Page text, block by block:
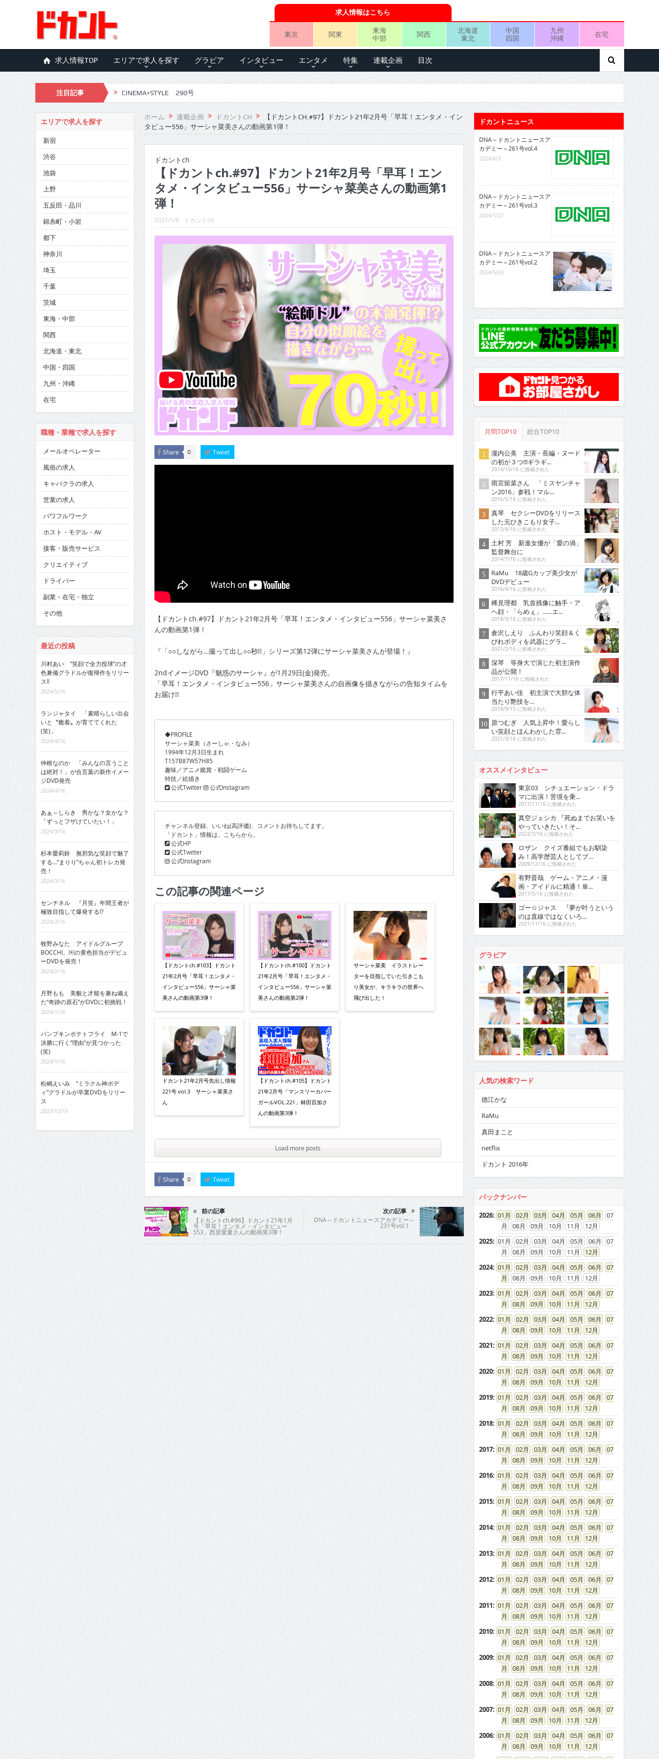
求人情報はこちら
東京 関東
東海
中部
関西
北海道
東北
中国
四国
九州
沖縄
在宅
求人情報TOP エリアで求人を探す グラビア インタビュー エンタメ 特集 連載企画 目次
注目記事 CINEMA×STYLE 290号
CINEMA×STYLE 289号
CINEMA×STYLE 288号
CINEMA×STYLE 287号
CINEMA×STYLE 286号
CINEMA×STYLE 285号
CINEMA×STYLE 294号
CINEMA×STYLE 293号
CINEMA×STYLE 292号
CINEMA×STYLE 291号
ホーム 連載企画 ドカントCH
【ドカントCH.#97】ドカント21年2月号「早耳！エンタメ・イン
タビュー556」サーシャ菜美さんの動画第1弾！
ドカントch
【ドカントch.#97】ドカント21年2月号「早耳！エン
タメ・インタビュー556」サーシャ菜美さんの動画第1
弾！
2021/1/8 ドカントch
Share 0 Tweet
【ドカントch.#97】ドカント21年2月号「早耳！エンタメ・インタビュー556」サーシャ菜美さ
んの動画第1弾！
『「○○しながら…撮って出し○○秒!!」シリーズ第12弾にサーシャ菜美さんが登場！』
2ndイメージDVD『魅惑のサーシャ』が1月29日(金)発売。
「早耳！エンタメ・インタビュー556」サーシャ菜美さんの自画像を描きながらの告知タイムを
お届け!!
◆PROFILE
サーシャ菜美（さーしゃ・なみ）
1994年12月3日生まれ
T157B87W57H85
趣味／アニメ鑑賞・戦闘ゲーム
特技／絵描き
公式Twitter
公式Instagram
チャンネル登録、いいね(高評価)、コメントお待ちしてます。
「ドカント」情報は、こちらから。
公式HP
公式Twitter
公式Instagram
この記事の関連ページ
【ドカントch.#103】ドカント
21年2月号「早耳！エンタメ・
インタビュー556」サーシャ菜
美さんの動画第3弾！
ドカント21年2月号先出し情報
221号 vol.3 サーシャ菜美さ
ん
【ドカントch.#100】ドカント
21年2月号「早耳！エンタメ・
インタビュー556」サーシャ菜
美さんの動画第2弾！
【ドカントch.#105】ドカント
21年2月号「マンスリーカバー
ガールVOL.221」林田百加さ
んの動画第3弾！
サーシャ菜美 イラストレー
ターを目指していた引きこも
り美女が、キラキラの世界へ
飛び出した！
Load more posts
Share 0 Tweet
前の記事
【ドカントch.#96】ドカント21年1月
号「早耳！エンタメ・インタビュー
553」西原愛夏さんの動画第3弾！
次の記事
DNA～ドカントニュースアカデミー～
231号vol.1
エリアで求人を探す
新宿
渋谷
池袋
上野
五反田・品川
錦糸町・小岩
都下
神奈川
埼玉
千葉
茨城
東海・中部
関西
北海道・東北
中国・四国
九州・沖縄
在宅
職種・業種で求人を探す
メールオペレーター
風俗の求人
キャバクラの求人
営業の求人
パワフルワーク
ホスト・モデル・AV
接客・販売サービス
クリエイティブ
ドライバー
副業・在宅・独立
その他
最近の投稿
川村あい “笑顔で全力投球”の才
色兼備グラドルが復帰作をリリー
ス!!
2024/5/16
ランジャタイ 「素晴らしい出会
いと〝癒着〟が育ててくれた
(笑)」
2024/4/16
仲根なのか 「みんなの言うこと
は絶対！」が合言葉の新作イメー
ジDVD発売
2024/4/16
あぁ～しらき 男かな？女かな？
「ずっとフザけていたい！」
2024/3/16
杉本愛莉鈴 無邪気な笑顔で魅了
する…“まりり”ちゃん初トレカ発
売！
2024/3/16
センチネル 『月笑』年間王者が
極致目指して爆発する!?
2024/2/16
牧野みなた アイドルグループ
BOCCHI。￼の黄色担当がデビュ
ーDVDを発売！
2024/2/16
月野もも 美貌と才能を兼ね備え
た“奇跡の原石”がDVDに初挑戦！
2024/1/16
パンプキンポテトフライ M-1で
決勝に行く“理由”が見つかった
(笑)
2024/1/16
松嶋えいみ “ミラクル神ボデ
ィ”グラドルが卒業DVDをリリー
ス
2023/12/15
ドカントニュース
DNA～ドカントニュースア
カデミー～261号vol.4
2024/6/3
DNA～ドカントニュースア
カデミー～261号vol.3
2024/5/27
DNA～ドカントニュースア
カデミー～261号vol.2
2024/5/20
月間TOP10 総合TOP10
瀧内公美 主演・長編・ヌード
の初が３つ!!!ギラギ...
2014/10/16 に投稿された
雨宮留菜さん 「ミスヤンチャ
ン2016」参戦！マル...
2016/5/16 に投稿された
真琴 セクシーDVDをリリース
した元ひきこもり女子...
2013/4/16 に投稿された
土村 芳 新進女優が「愛の渦」
監督舞台に
2014/7/16 に投稿された
RaMu 18歳Gカップ美少女が
DVDデビュー
2016/4/16 に投稿された
稀見理都 乳首残像に触手・ア
ヘ顔・「らめぇ」……エ...
2018/3/16 に投稿された
倉沢しえり ふんわり笑顔＆く
びれボディを武器にグラ...
2021/2/16 に投稿された
深琴 等身大で演じた初主演作
品が公開！
2017/11/16 に投稿された
行平あい佳 初主演で大胆な体
当たり艶技を…
2018/9/15 に投稿された
原つむぎ 人気上昇中！愛らし
い笑顔とほんわかした雰...
2021/3/16 に投稿された
オススメインタビュー
東京03 シチュエーション・ドラ
マに出演！苦境を乗...
2017/11/16 に投稿された
真空ジェシカ 『死ぬまでお笑いを
やっていきたい！そ...
2022/7/16 に投稿された
ロザン クイズ番組でもお馴染
み！高学歴芸人としてブ...
2009/12/16 に投稿された
有野晋哉 ゲーム・アニメ・漫
画・アイドルに精通！単...
2017/5/16 に投稿された
ゴー☆ジャス 『夢が叶うという
のは直線ではなくいろ...
2021/11/16 に投稿された
グラビア
人気の検索ワード
徳江かな
RaMu
真田まこと
netflix
ドカント 2016年
バックナンバー
2026: 01 02 03 04 05 06
07
08
09 10 11
12
2025: 01 02 03 04 05 06
07
08
09 10 11
12
2024: 01 02 03 04 05 06
07
08
09 10 11
12
2023: 01 02 03 04 05 06
07
08
09 10 11
12
2022: 01 02 03 04 05 06
07
08
09 10 11
12
2021: 01 02 03 04 05 06
07
08
09 10 11
12
2020: 01 02 03 04 05 06
07
08
09 10 11
12
2019: 01 02 03 04 05 06
07
08
09 10 11
12
2018: 01 02 03 04 05 06
07
08
09 10 11
12
2017: 01 02 03 04 05 06
07
08
09 10 11
12
2016: 01 02 03 04 05 06
07
08
09 10 11
12
2015: 01 02 03 04 05 06
07
08
09 10 11
12
2014: 01 02 03 04 05 06
07
08
09 10 11
12
2013: 01 02 03 04 05 06
07
08
09 10 11
12
2012: 01 02 03 04 05 06
07
08
09 10 11
12
2011: 01 02 03 04 05 06
07
08
09 10 11
12
2010: 01 02 03 04 05 06
07
08
09 10 11
12
2009: 01 02 03 04 05 06
07
08
09 10 11
12
2008: 01 02 03 04 05 06
07
08
09 10 11
12
2007: 01 02 03 04 05 06
07
08
09 10 11
12
2006: 01 02 03 04 05 06
07
08
09 10 11
12